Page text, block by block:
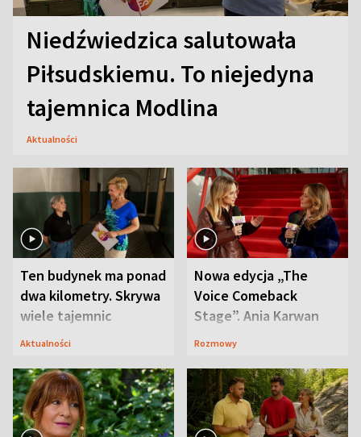
Niedźwiedzica salutowała
Piłsudskiemu. To niejedyna
tajemnica Modlina
Aktualności
Ten budynek ma ponad
dwa kilometry. Skrywa
wiele tajemnic
Aktualności
Nowa edycja „The
Voice Comeback
Stage”. Ania Karwan
zapowiada
Rozmowy